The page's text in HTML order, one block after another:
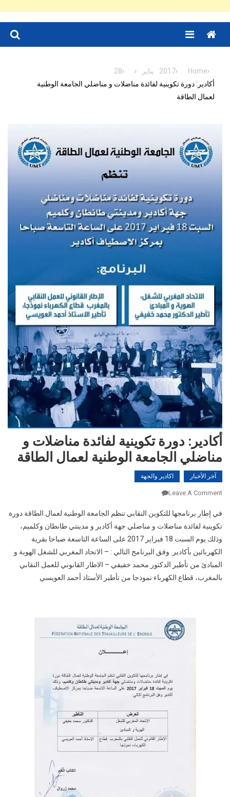
Menu
Home
2017 يناير
28
أكادير: دورة تكوينية لفائدة مناضلات و مناضلي الجامعة الوطنية
لعمال الطاقة‎‎
أكادير: دورة تكوينية لفائدة مناضلات و
مناضلي الجامعة الوطنية لعمال الطاقة‎‎
آخر الأخبار اكادير والجهة
Leave A Comment
دورة
تكوينية
لفائدة
مناضلات
و
مناضلي
في إطار برنامجها للتكوين النقابي تنظم الجامعة الوطنية لعمال الطاقة دورة
تكوينية لفائدة مناضلات و مناضلي جهة أكادير و مدينتي طانطان وكلميم،
وذلك يوم السبت 18 فبراير 2017 على الساعة التاسعة صباحا بقرية
الكهربائين بأكادير. وفق البرنامج التالي : – الاتحاد المغربي للشغل الهوية و
المبادئ من تأطير الدكتور محمد خفيفي – الاطار القانوني للعمل النقابي
بالمغرب، قطاع الكهرباء نموذجا من تأطير الأستاذ أحمد العويسي